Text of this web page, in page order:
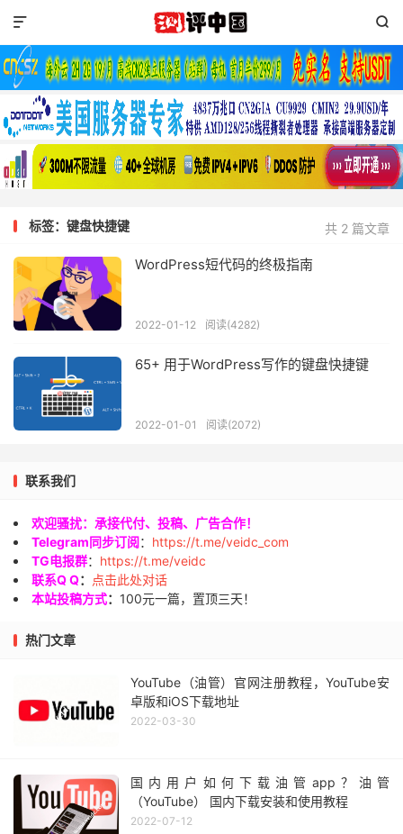


共 2 篇文章
标签：键盘快捷键
WordPress短代码的终极指南
2022-01-12 阅读(4282)
65+ 用于WordPress写作的键盘快捷键
2022-01-01 阅读(2072)
联系我们
欢迎骚扰：承接代付、投稿、广告合作！
Telegram同步订阅： https://t.me/veidc_com
TG电报群： https://t.me/veidc
联系Q Q：
点击此处对话
本站投稿方式： 100元一篇，置顶三天！
热门文章
YouTube（油管）官网注册教程，YouTube安
卓版和iOS下载地址
2022-03-30
国内用户如何下载油管app？油管
（YouTube） 国内下载安装和使用教程
2022-07-12